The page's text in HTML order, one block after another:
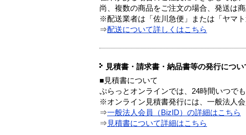
尚、複数の商品をご注文の場合、発送は
※配送業者は「佐川急便」または「ヤマ
⇒配送について詳しくはこちら
見積書・請求書・納品書等の発行につい
■見積書について
ぷらっとオンラインでは、24時間いつで
※オンライン見積書発行には、一般法人
⇒一般法人会員（BizID）の詳細はこちら
⇒ 見積書について詳細はこちら